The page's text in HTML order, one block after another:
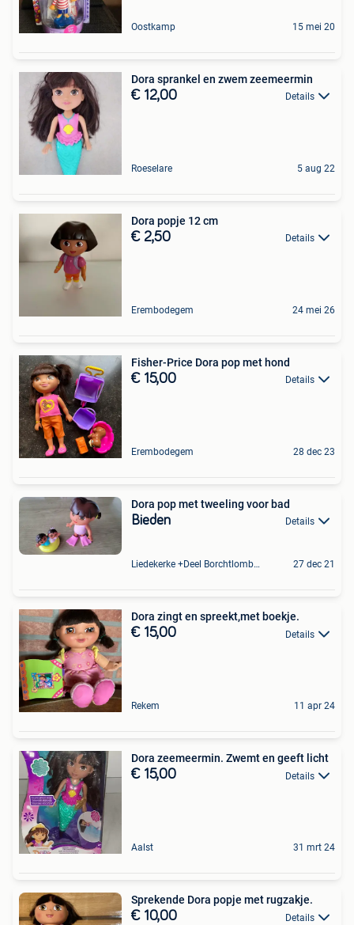
Oostkamp 15 mei 20
Dora sprankel en zwem zeemeermin
€ 12,00 Details
Roeselare 5 aug 22
Dora popje 12 cm
€ 2,50 Details
Erembodegem 24 mei 26
Fisher-Price Dora pop met hond
€ 15,00 Details
Erembodegem 28 dec 23
Dora pop met tweeling voor bad
Bieden Details
Liedekerke +Deel Borchtlombeek 27 dec 21
Dora zingt en spreekt,met boekje.
€ 15,00 Details
Rekem 11 apr 24
Dora zeemeermin. Zwemt en geeft licht
€ 15,00 Details
Aalst 31 mrt 24
Sprekende Dora popje met rugzakje.
€ 10,00 Details